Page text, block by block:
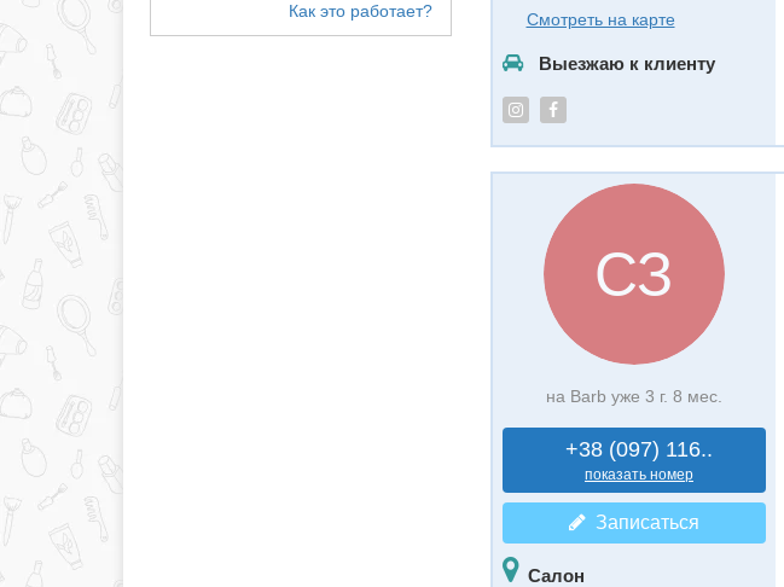
Смотреть на карте
Выезжаю к клиенту
СЗ
на Barb уже 3 г. 8 мес.
+38 (097) 116..
показать номер
Записаться
Салон